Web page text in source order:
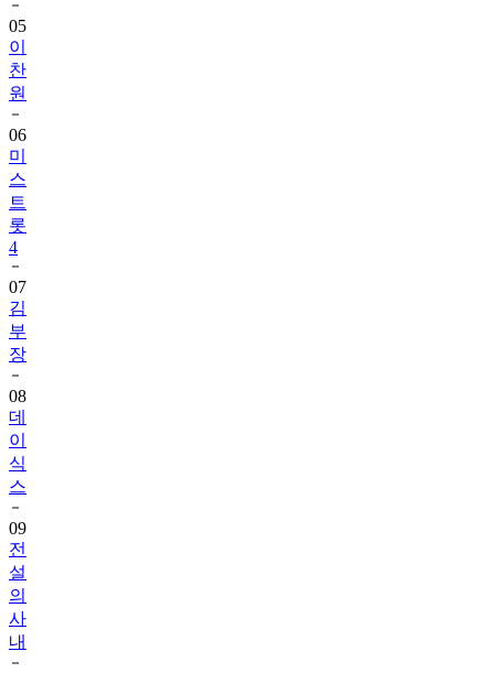
05
이
찬
원
06
미
스
트
롯
4
07
김
부
장
08
데
이
식
스
09
전
설
의
사
내